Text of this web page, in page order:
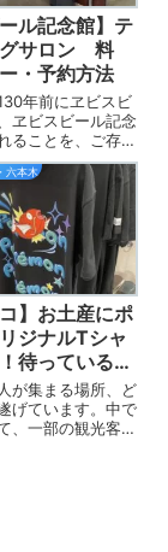
ル記念館】テ
サロン 料
・予約方法
年前にヱビスビ
ヱビスビール記念
ることを、ご存知
と聞いて行ってき
（s_ingen）で
ングサロンもあ
く遊べるテーマパ
！ デート...
六本木
】お土産にポ
ジナルTシャ
待っている間
フェ一覧も。
が集まる場所、ど
げています。中で
、一部の観光客の